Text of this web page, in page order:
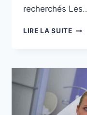
recherchés
LIRE LA SUITE
DE
ON